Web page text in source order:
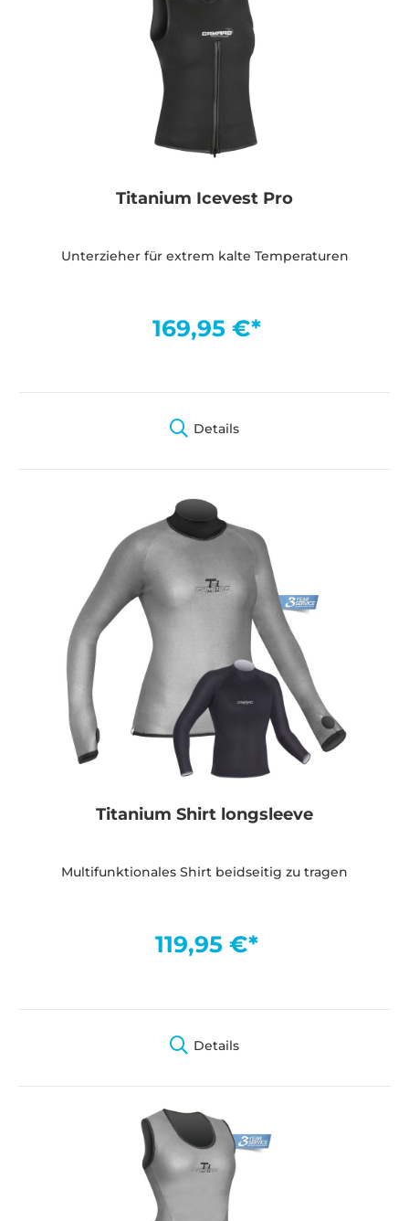
Titanium Icevest Pro
Unterzieher für extrem kalte Temperaturen
169,95 €*
Details
Titanium Shirt longsleeve
Multifunktionales Shirt beidseitig zu tragen
119,95 €*
Details